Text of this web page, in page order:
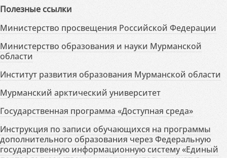
Полезные ссылки
Министерство просвещения Российской Федерации
Министерство образования и науки Мурманской
области
Институт развития образования Мурманской области
Мурманский арктический университет
Государственная программа «Доступная среда»
Инструкция по записи обучающихся на программы
дополнительного образования через Федеральную
государственную информационную систему «Единый